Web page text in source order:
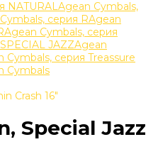
NATURALAgean Cymbals,
серия RAgean
Agean Cymbals, серия
JAZZAgean
Cymbals, серия Treassure
Cymbals
Crash 16"
Special Jazz